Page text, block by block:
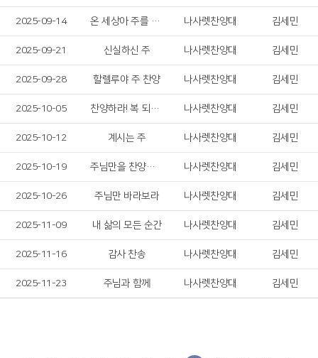
2025-09-14 온 세상아 주를 찬양하라 나사렛찬양대 김세민
2025-09-21 신실하신 주 나사렛찬양대 김세민
2025-09-28 할렐루야 주 찬양 나사렛찬양대 김세민
2025-10-05 찬양하라! 복 되신 구세주 예수! 나사렛찬양대 김세민
2025-10-12 계시는 주 나사렛찬양대 김세민
2025-10-19 주님만을 찬양합니다 나사렛찬양대 김세민
2025-10-26 주님만 바라보라 나사렛찬양대 김세민
2025-11-09 내 삶의 모든 순간 나사렛찬양대 김세민
2025-11-16 감사 찬송 나사렛찬양대 김세민
2025-11-23 주님과 함께 나사렛찬양대 김세민